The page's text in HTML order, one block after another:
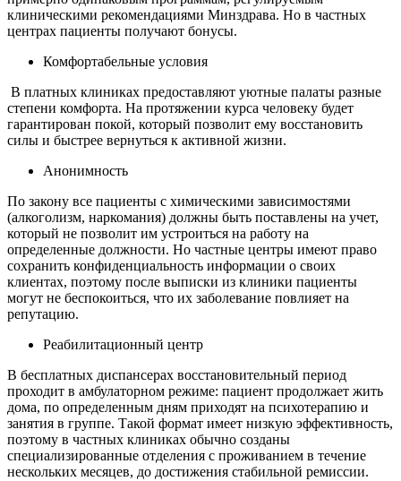
клиническими рекомендациями Минздрава. Но в частных
центрах пациенты получают бонусы.
Комфортабельные условия
В платных клиниках предоставляют уютные палаты разные
степени комфорта. На протяжении курса человеку будет
гарантирован покой, который позволит ему восстановить
силы и быстрее вернуться к активной жизни.
Анонимность
По закону все пациенты с химическими зависимостями
(алкоголизм, наркомания) должны быть поставлены на учет,
который не позволит им устроиться на работу на
определенные должности. Но частные центры имеют право
сохранить конфиденциальность информации о своих
клиентах, поэтому после выписки из клиники пациенты
могут не беспокоиться, что их заболевание повлияет на
репутацию.
Реабилитационный центр
В бесплатных диспансерах восстановительный период
проходит в амбулаторном режиме: пациент продолжает жить
дома, по определенным дням приходят на психотерапию и
занятия в группе. Такой формат имеет низкую эффективность,
поэтому в частных клиниках обычно созданы
специализированные отделения с проживанием в течение
нескольких месяцев, до достижения стабильной ремиссии.